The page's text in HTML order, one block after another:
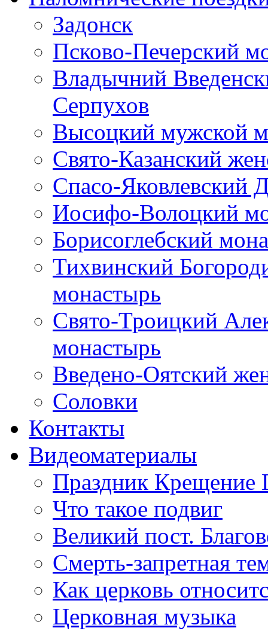
Задонск
Псково-Печерский
Владычний
Серпухов
Высоцкий мужской
Свято-Казанский
Спасо-Яковлевский
Иосифо-Волоцкий
Борисоглебский
Тихвинский
монастырь
Свято-Троицкий
монастырь
Введено-Оятский
Соловки
Контакты
Видеоматериалы
Праздник Крещение
Что такое подвиг
Великий пост.
Смерть-запретная
Как церковь
Церковная музыка